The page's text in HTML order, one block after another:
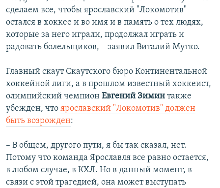
сделаем все, чтобы ярославский "Локомотив"
остался в хоккее и во имя и в память о тех людях,
которые за него играли, продолжал играть и
радовать болельщиков, – заявил Виталий Мутко.
Главный скаут Скаутского бюро Континентальной
хоккейной лиги, а в прошлом известный хоккеист,
олимпийский чемпион Евгений Зимин также
убежден, что ярославский "Локомотив" должен
быть возрожден:
– В общем, другого пути, я бы так сказал, нет.
Потому что команда Ярославля все равно остается,
в любом случае, в КХЛ. Но в данный момент, в
связи с этой трагедией, она может выступать